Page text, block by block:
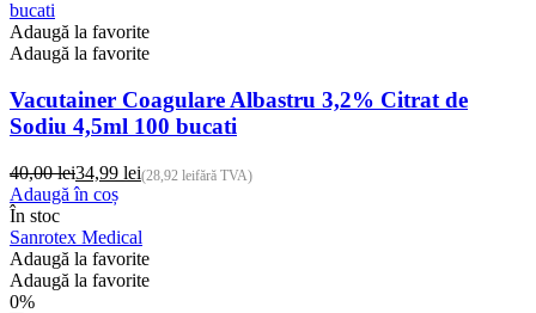
Adaugă la favorite
Adaugă la favorite
Vacutainer Coagulare Albastru 3,2% Citrat de
Sodiu 4,5ml 100 bucati
40,00lei
Prețul
inițial
a
fost:
40,00 lei.
34,99 lei
Prețul
curent
este:
34,99 lei.
(28,92 leifără TVA)
Adaugă în coș
În stoc
Sanrotex Medical
Adaugă la favorite
Adaugă la favorite
0%